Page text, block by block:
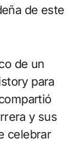
de este
de un
para
y sus
celebrar